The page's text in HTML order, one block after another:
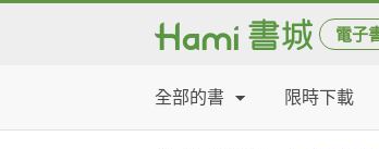
電子
全部的書 限時下載